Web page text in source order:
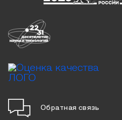
Обратная связь